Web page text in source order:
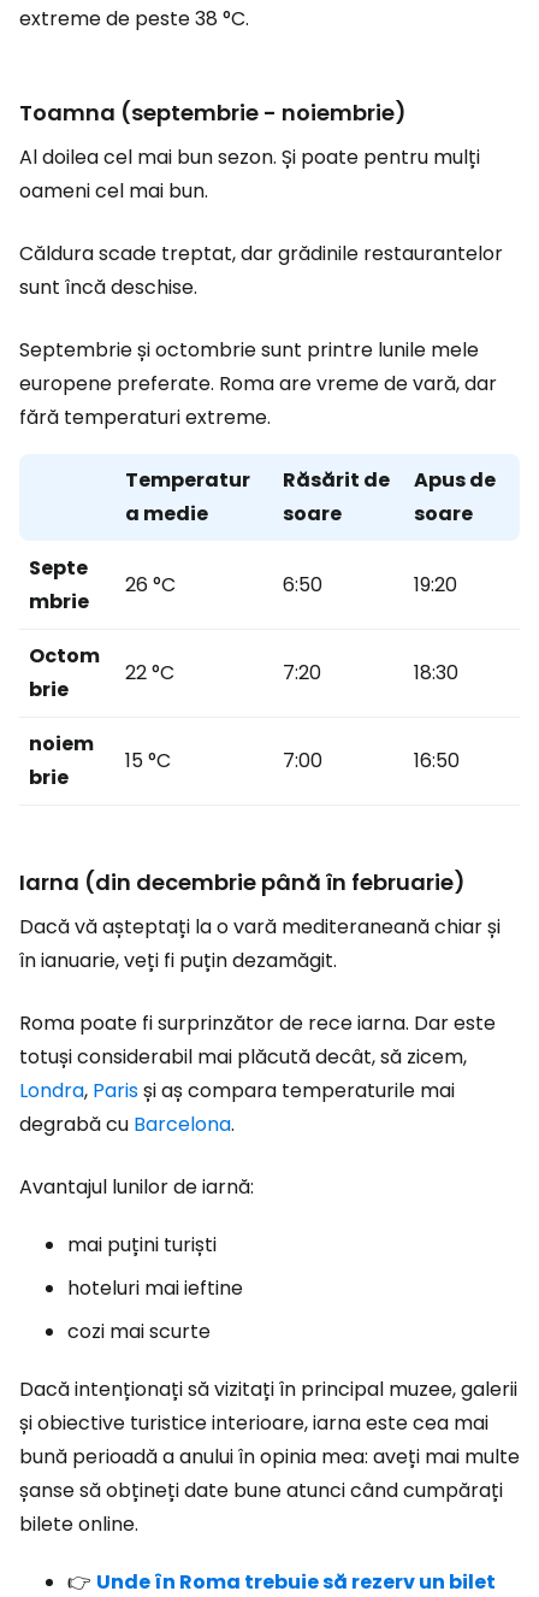
extreme de peste 38 °C.
Toamna (septembrie - noiembrie)
Al doilea cel mai bun sezon. Și poate pentru mulți
oameni cel mai bun.
Căldura scade treptat, dar grădinile restaurantelor
sunt încă deschise.
Septembrie și octombrie sunt printre lunile mele
europene preferate. Roma are vreme de vară, dar
fără temperaturi extreme.
Temperatur
a medie
Răsărit de
soare
Apus de
soare
Septe
mbrie
26 °C 6:50 19:20
Octom
brie
22 °C 7:20 18:30
noiem
brie
15 °C 7:00 16:50
Iarna (din decembrie până în februarie)
Dacă vă așteptați la o vară mediteraneană chiar și
în ianuarie, veți fi puțin dezamăgit.
Roma poate fi surprinzător de rece iarna. Dar este
totuși considerabil mai plăcută decât, să zicem,
Londra, Parisși aș compara temperaturile mai
degrabă cu Barcelona.
Avantajul lunilor de iarnă:
mai puțini turiști
hoteluri mai ieftine
cozi mai scurte
Dacă intenționați să vizitați în principal muzee, galerii
și obiective turistice interioare, iarna este cea mai
bună perioadă a anului în opinia mea: aveți mai multe
șanse să obțineți date bune atunci când cumpărați
bilete online.
👉 Unde în Roma trebuie să rezerv un bilet